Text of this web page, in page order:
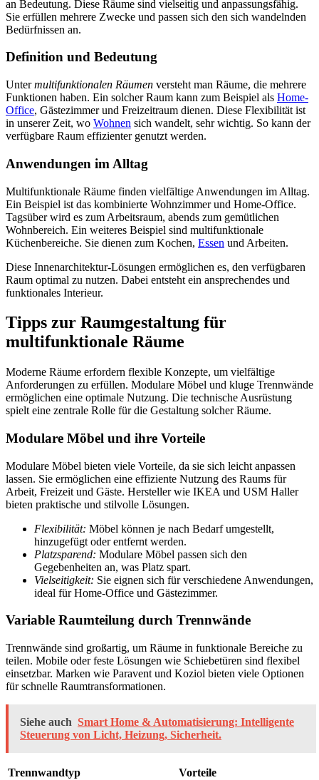
an Bedeutung. Diese Räume sind vielseitig und anpassungsfähig.
Sie erfüllen mehrere Zwecke und passen sich den sich wandelnden
Bedürfnissen an.
Definition und Bedeutung
Untermultifunktionalen Räumen versteht man Räume, die mehrere
Funktionen haben. Ein solcher Raum kann zum Beispiel als Home-
Office, Gästezimmer und Freizeitraum dienen. Diese Flexibilität ist
in unserer Zeit, wo Wohnen sich wandelt, sehr wichtig. So kann der
verfügbare Raum effizienter genutzt werden.
Anwendungen im Alltag
Multifunktionale Räume finden vielfältige Anwendungen im Alltag.
Ein Beispiel ist das kombinierte Wohnzimmer und Home-Office.
Tagsüber wird es zum Arbeitsraum, abends zum gemütlichen
Wohnbereich. Ein weiteres Beispiel sind multifunktionale
Küchenbereiche. Sie dienen zum Kochen, Essen und Arbeiten.
Diese Innenarchitektur-Lösungen ermöglichen es, den verfügbaren
Raum optimal zu nutzen. Dabei entsteht ein ansprechendes und
funktionales Interieur.
Tipps zur Raumgestaltung für
multifunktionale Räume
Moderne Räume erfordern flexible Konzepte, um vielfältige
Anforderungen zu erfüllen. Modulare Möbel und kluge Trennwände
ermöglichen eine optimale Nutzung. Die technische Ausrüstung
spielt eine zentrale Rolle für die Gestaltung solcher Räume.
Modulare Möbel und ihre Vorteile
Modulare Möbel bieten viele Vorteile, da sie sich leicht anpassen
lassen. Sie ermöglichen eine effiziente Nutzung des Raums für
Arbeit, Freizeit und Gäste. Hersteller wie IKEA und USM Haller
bieten praktische und stilvolle Lösungen.
Flexibilität: Möbel können je nach Bedarf umgestellt,
hinzugefügt oder entfernt werden.
Platzsparend: Modulare Möbel passen sich den
Gegebenheiten an, was Platz spart.
Vielseitigkeit: Sie eignen sich für verschiedene Anwendungen,
ideal für Home-Office und Gästezimmer.
Variable Raumteilung durch Trennwände
Trennwände sind großartig, um Räume in funktionale Bereiche zu
teilen. Mobile oder feste Lösungen wie Schiebetüren sind flexibel
einsetzbar. Marken wie Paravent und Koziol bieten viele Optionen
für schnelle Raumtransformationen.
Siehe auch Smart Home & Automatisierung: Intelligente
Steuerung von Licht, Heizung, Sicherheit.
Trennwandtyp
Vorteile